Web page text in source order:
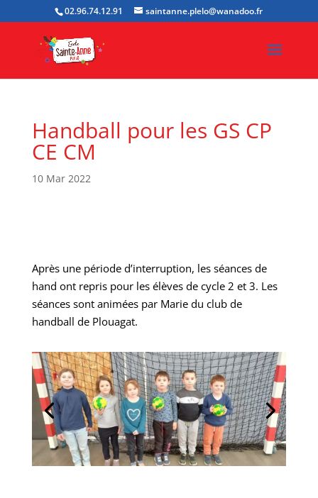
02.96.74.12.91 saintanne.plelo@wanadoo.fr
Handball pour les GS CP
CE CM
10 Mar 2022
Après une période d’interruption, les séances de
hand ont repris pour les élèves de cycle 2 et 3. Les
séances sont animées par Marie du club de
handball de Plouagat.